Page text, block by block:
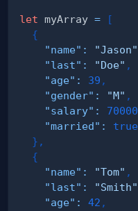
let myArray =
[
{
"name" : "Jason"
"last" : "Doe" ,
"age" : 39 ,
"gender" : "M" ,
"salary" : 70000
"married" :
true
} ,
{
"name" : "Tom" ,
"last" : "Smith"
"age" : 42 ,